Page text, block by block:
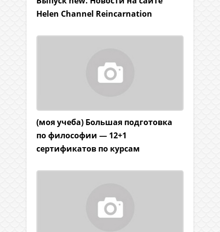
Helen Channel Reincarnation
(моя учеба) Большая подготовка
по философии — 12+1
сертификатов по курсам